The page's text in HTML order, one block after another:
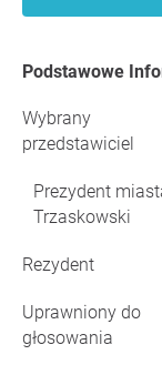
Podstawowe
Wybrany
przedstawiciel
Prezydent
Trzaskowski
Rezydent
Uprawniony do
głosowania